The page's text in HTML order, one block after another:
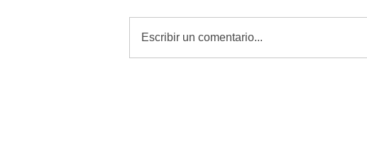
Escribir un comentario...